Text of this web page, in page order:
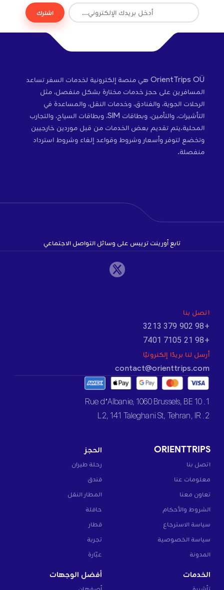
اشترك
OrientTrips OÜ هي منصة إلكترونية لخدمات السفر تساعد
المسافرين على حجز خدمات مختارة بشكل منفصل، مثل
الرحلات الجوية، والفنادق، وخدمات النقل، والمساعدة في
التأشيرات، والتأمين، وبطاقات SIM، وبطاقات السياح، والتجارب
المحلية.يتم تقديم بعض الخدمات من قبل موردين خارجيين
وتخضع لتوفر وأسعار وشروط وقواعد إلغاء وشروط استرداد
منفصلة.
تابع أورينت تريبس على وسائل التواصل الاجتماعي
اتصل بنا
+98 902 379 3213
+98 21 7105 7401
أرسل لنا بريدًا إلكترونيًا
contact@orienttrips.com
1. 10 Rue d’Albanie, 1060 Brussels, BE
2. L2, 141 Taleghani St, Tehran, IR
ORIENTTRIPS
اتصل بنا
معلومات عنا
تعاون معنا
الشروط والأحكام
سياسة الاسترجاع
سياسة الخصوصية
المدونة
الحجز
رحلة طيران
فندق
المطار النقل
حافلة
قطار
تجربة
عبّارة
الخدمات أفضل الوجهات